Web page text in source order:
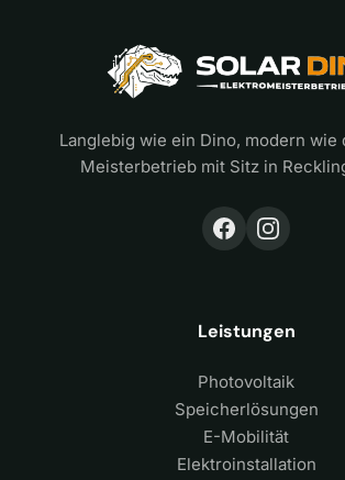
Langlebig wie ein Dino, modern wie
Meisterbetrieb mit Sitz in
Leistungen
Photovoltaik
Speicherlösungen
E-Mobilität
Elektroinstallation